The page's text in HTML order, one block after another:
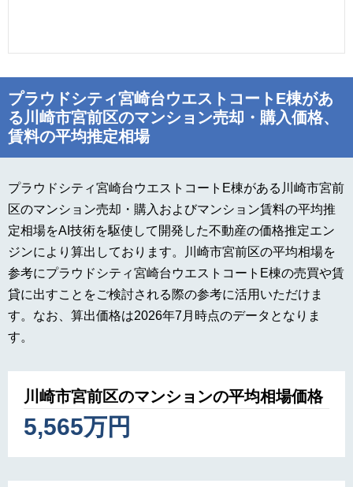
プラウドシティ宮崎台ウエストコートE棟があ
る川崎市宮前区のマンション売却・購入価格、
賃料の平均推定相場
プラウドシティ宮崎台ウエストコートE棟がある川崎市宮前
区のマンション売却・購入およびマンション賃料の平均推
定相場をAI技術を駆使して開発した不動産の価格推定エン
ジンにより算出しております。川崎市宮前区の平均相場を
参考にプラウドシティ宮崎台ウエストコートE棟の売買や賃
貸に出すことをご検討される際の参考に活用いただけま
す。なお、算出価格は2026年7月時点のデータとなりま
す。
川崎市宮前区のマンションの平均相場価格
5,565万円